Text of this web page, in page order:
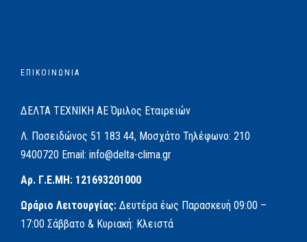
ΕΠΙΚΟΙΝΩΝΙΑ
ΔΕΛΤΑ ΤΕΧΝΙΚΗ ΑΕΌμιλος Εταιρειών
Λ. Ποσειδώνος 51 183 44, Μοσχάτο Τηλέφωνο: 210
9400720 Email: info@delta-clima.gr
Αρ. Γ.Ε.ΜΗ: 121693201000
Ωράριο Λειτουργίας: Δευτέρα έως Παρασκευή 09:00 –
17:00 Σάββατο & Κυριακή: Κλειστά